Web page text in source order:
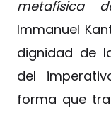
metafísica
Immanuel
dignidad de
del
forma que